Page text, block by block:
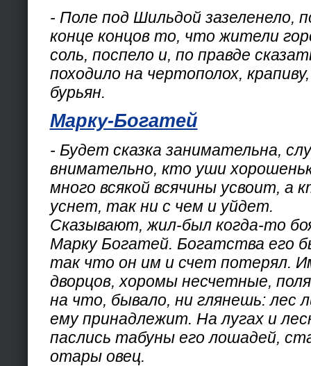
- Поле под Шильдой зазеленело,
конце концов то, что жители
соль, поспело и, по правде
походило на чертополох,
бурьян.
Марку-Богатей
- Будет сказка занимательна,
внимательно, кто уши
много всякой всячины усвоит, а
уснет, так ни с чем и уйдет.
Сказывают, жил-был когда-то
Марку Богатей. Богатства его
так что он им и счет потерял.
дворцов, хоромы несчетные,
на что, бывало, ни глянешь: лес
ему принадлежит. На лугах и
паслись табуны его лошадей,
отары овец.